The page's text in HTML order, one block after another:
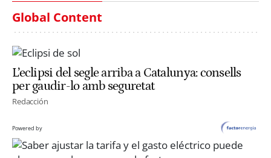
Global Content
L’eclipsi del segle arriba a Catalunya: consells
per gaudir-lo amb seguretat
Redacción
Powered by